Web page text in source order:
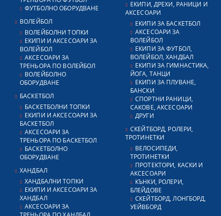
ФУТБОЛНО ОБОРУДВАНЕ
ВОЛЕЙБОЛ
ВОЛЕЙБОЛНИ ТОПКИ
ЕКИПИ И АКСЕСОАРИ ЗА
ВОЛЕЙБОЛ
АКСЕСОАРИ ЗА
ТРЕНЬОРА ПО ВОЛЕЙБОЛ
ВОЛЕЙБОЛНО
ОБОРУДВАНЕ
БАСКЕТБОЛ
БАСКЕТБОЛНИ ТОПКИ
ЕКИПИ И АКСЕСОАРИ ЗА
БАСКЕТБОЛ
АКСЕСОАРИ ЗА
ТРЕНЬОРА ПО БАСКЕТБОЛ
БАСКЕТБОЛНО
ОБОРУДВАНЕ
ХАНДБАЛ
ХАНДБАЛНИ ТОПКИ
ЕКИПИ И АКСЕСОАРИ ЗА
ХАНДБАЛ
АКСЕСОАРИ ЗА
ЕКИПИ, ДРЕХИ, РАНИЦИ И
АКСЕСОАРИ
ЕКИПИ ЗА БАСКЕТБОЛ
АКСЕСОАРИ ЗА
ВОЛЕЙБОЛ
ЕКИПИ ЗА ФУТБОЛ,
ВОЛЕЙБОЛ, ХАНДБАЛ
ЕКИПИ ЗА ГИМНАСТИКА,
ЙОГА, ТАНЦИ
ЕКИПИ ЗА ПЛУВАНЕ,
БАНСКИ
СПОРТНИ РАНИЦИ,
САКОВЕ, АКСЕСОАРИ
ДРУГИ
СКЕЙТБОРД, РОЛЕРИ,
ТРОТИНЕТКИ
ВЕЛОСИПЕДИ,
ТРОТИНЕТКИ
ПРОТЕКТОРИ, КАСКИ И
АКСЕСОАРИ
КЪНКИ, РОЛЕРИ,
БЛЕЙДОВЕ
СКЕЙТБОРД, ЛОНГБОРД,
УЕЙВБОРД